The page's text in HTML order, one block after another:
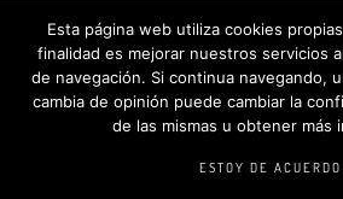
FACEBOOK (META)
INSTAGRAM
Rotulosdecorativos.com ©
Codigos por
Esta página web utiliza cookies
finalidad es mejorar nuestros servicios
de navegación. Si continua navegando,
cambia de opinión puede cambiar la
de las mismas u obtener más
ESTOY DE ACUERDO